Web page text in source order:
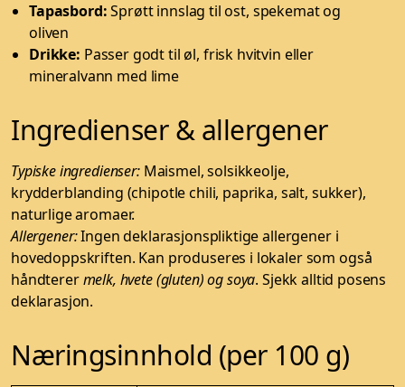
Tapasbord:Sprøtt innslag til ost, spekemat og
oliven
Drikke: Passer godt til øl, frisk hvitvin eller
mineralvann med lime
Ingredienser & allergener
Typiske ingredienser:Maismel, solsikkeolje,
krydderblanding (chipotle chili, paprika, salt, sukker),
naturlige aromaer.
Allergener:Ingen deklarasjonspliktige allergener i
hovedoppskriften. Kan produseres i lokaler som også
håndterermelk, hvete (gluten) og soya. Sjekk alltid posens
deklarasjon.
Næringsinnhold (per 100 g)